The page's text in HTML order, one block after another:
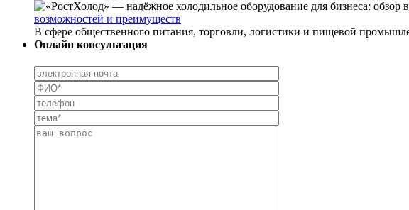
возможностей и преимуществ
В сфере общественного питания, торговли, логистики и пищевой
Онлайн консультация